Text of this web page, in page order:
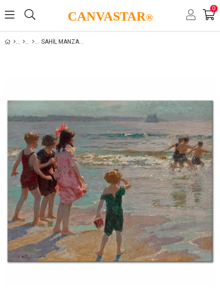
CANVASTAR®
0
SAHIL MANZARALARI